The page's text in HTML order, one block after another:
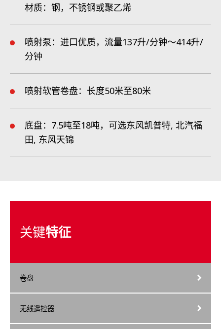
材质：钢，不锈钢或聚乙烯
喷射泵：进口优质，流量137升/分钟～414升/
分钟
喷射软管卷盘：长度50米至80米
底盘：7.5吨至18吨，可选东风凯普特, 北汽福
田, 东风天锦
关键特征
卷盘
无线遥控器